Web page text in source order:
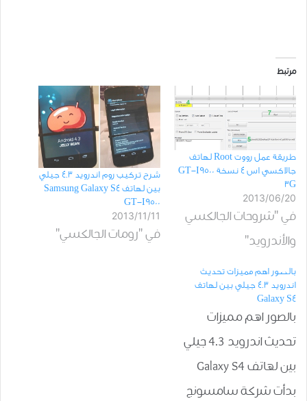
مرتبط
طريقة عمل رووت Root لهاتف
جالاكسي اس 4 نسخة GT-I9500
3G
2013/06/20
في "شروحات الجالكسي
والأندرويد"
شرح تركيب روم اندرويد 4.3 جيلي
بين لهاتف Samsung Galaxy S4
GT-I9500
2013/11/11
في "رومات الجالكسي"
بالصور اهم مميزات تحديث
اندرويد 4.3 جيلي بين لهاتف
Galaxy S4
بالصور اهم مميزات
تحديث اندرويد 4.3 جيلي
بين لهاتف Galaxy S4
بدأت شركة سامسونج